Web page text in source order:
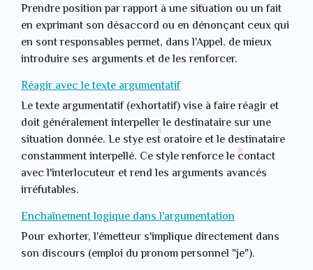
Prendre position par rapport à une situation ou un fait
en exprimant son désaccord ou en dénonçant ceux qui
en sont responsables permet, dans l'Appel, de mieux
introduire ses arguments et de les renforcer.
Réagir avec le texte argumentatif
Le texte argumentatif (exhortatif) vise à faire réagir et
doit généralement interpeller le destinataire sur une
situation donnée. Le stye est oratoire et le destinataire
constamment interpellé. Ce style renforce le contact
avec l'interlocuteur et rend les arguments avancés
irréfutables.
Enchaînement logique dans l'argumentation
Pour exhorter, l'émetteur s'implique directement dans
son discours (emploi du pronom personnel "je").